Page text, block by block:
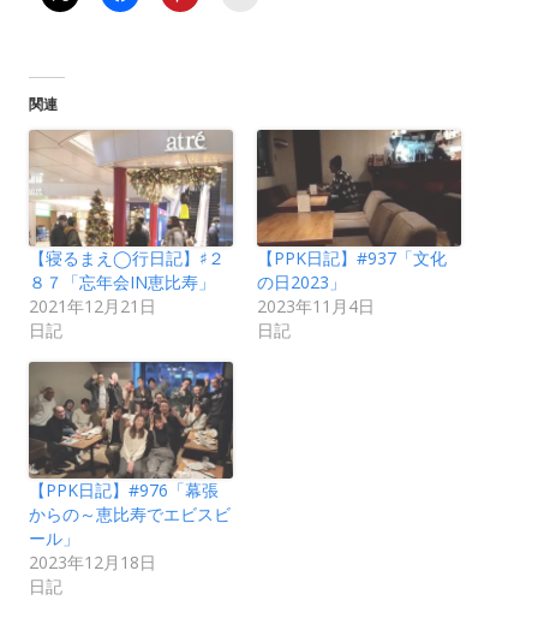
関連
【寝るまえ◯行日記】♯２
８７「忘年会IN恵比寿」
2021年12月21日
日記
【PPK日記】#937「文化
の日2023」
2023年11月4日
日記
【PPK日記】#976「幕張
からの～恵比寿でエビスビ
ール」
2023年12月18日
日記